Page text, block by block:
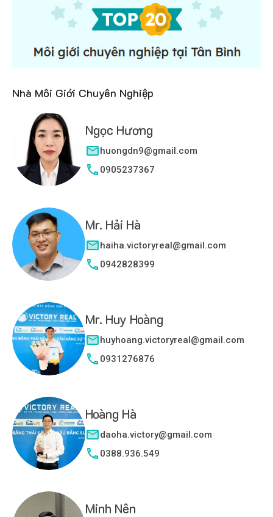
Nhà Môi Giới Chuyên Nghiệp
Ngọc Hương
huongdn9@gmail.com
0905237367
Mr. Hải Hà
haiha.victoryreal@gmail.com
0942828399
Mr. Huy Hoàng
huyhoang.victoryreal@gmail.com
0931276876
Hoàng Hà
daoha.victory@gmail.com
0388.936.549
Minh Nên